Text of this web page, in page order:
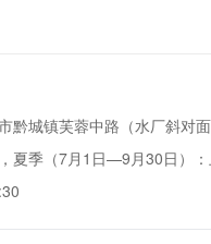
黔城镇芙蓉中路（水厂斜对
夏季（7月1日—9月30日）